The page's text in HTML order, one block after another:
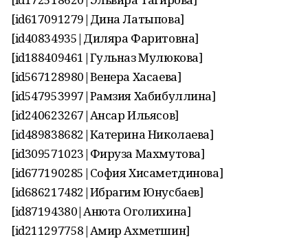
[id617091279|Дина Латыпова]
[id40834935|Диляра Фаритовна]
[id188409461|Гульназ Мулюкова]
[id567128980|Венера Хасаева]
[id547953997|Рамзия Хабибуллина]
[id240623267|Ансар Ильясов]
[id489838682|Катерина Николаева]
[id309571023|Фируза Махмутова]
[id677190285|София Хисаметдинова]
[id686217482|Ибрагим Юнусбаев]
[id87194380|Анюта Оголихина]
[id211297758|Амир Ахметшин]